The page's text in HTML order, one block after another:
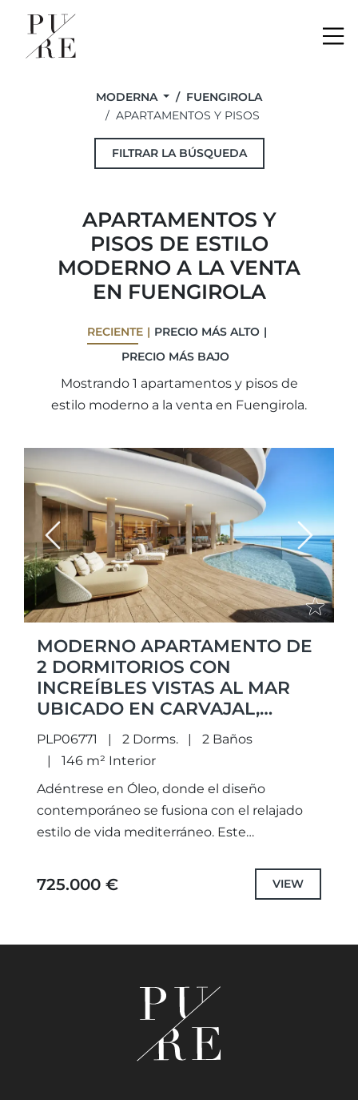
MODERNA
FUENGIROLA
APARTAMENTOS Y PISOS
FILTRAR LA BÚSQUEDA
APARTAMENTOS Y
PISOS DE ESTILO
MODERNO A LA VENTA
EN FUENGIROLA
RECIENTE
PRECIO MÁS ALTO
PRECIO MÁS BAJO
Mostrando 1 apartamentos y pisos de
estilo moderno a la venta en Fuengirola.
Previous Next
MODERNO APARTAMENTO DE
2 DORMITORIOS CON
INCREÍBLES VISTAS AL MAR
UBICADO EN CARVAJAL,
FUENGIROLA
PLP06771 2 Dorms.
2 Baños
146 m² Interior
Adéntrese en Óleo, donde el diseño
contemporáneo se fusiona con el relajado
estilo de vida mediterráneo. Este
dormitorios y 2 baños ofrece amplias zonas
725.000 € VIEW